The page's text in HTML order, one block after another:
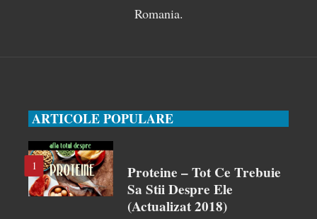
Romania.
ARTICOLE POPULARE
1
Proteine – Tot Ce Trebuie
Sa Stii Despre Ele
(actualizat 2018)